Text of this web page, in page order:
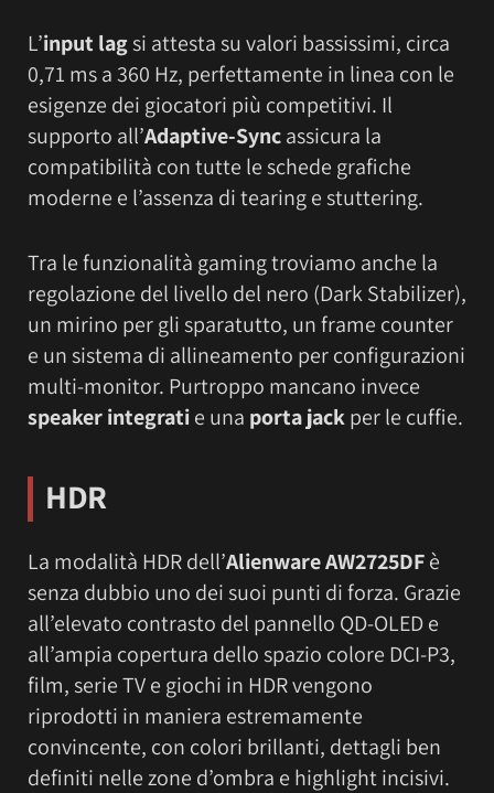
L’input lagsi attesta su valori bassissimi, circa
0,71 ms a 360 Hz, perfettamente in linea con le
esigenze dei giocatori più competitivi. Il
supporto all’Adaptive-Syncassicura la
compatibilità con tutte le schede grafiche
moderne e l’assenza di tearing e stuttering.
Tra le funzionalità gaming troviamo anche la
regolazione del livello del nero (Dark Stabilizer),
un mirino per gli sparatutto, un frame counter
e un sistema di allineamento per configurazioni
multi-monitor. Purtroppo mancano invece
speaker integratie una porta jackper le cuffie.
HDR
La modalità HDR dell’Alienware AW2725DFè
senza dubbio uno dei suoi punti di forza. Grazie
all’elevato contrasto del pannello QD-OLED e
all’ampia copertura dello spazio colore DCI-P3,
film, serie TV e giochi in HDR vengono
riprodotti in maniera estremamente
convincente, con colori brillanti, dettagli ben
definiti nelle zone d’ombra e highlight incisivi.